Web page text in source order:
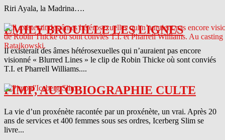
Riri Ayala, la Madrina….
EMILY BROUILLE LES LIGNES
Il existerait des âmes hétérosexuelles qui n’auraient pas encore
visionné « Blurred Lines » le clip de Robin Thicke où sont conviés
T.I. et Pharrell Williams....
PIMP, AUTOBIOGRAPHIE CULTE
La vie d’un proxénète racontée par un proxénète, un vrai. Après 20
ans de services et 400 femmes sous ses ordres, Icerberg Slim se
livre...